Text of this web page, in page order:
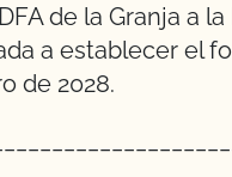
de la Granja a la
a establecer el
de 2028.